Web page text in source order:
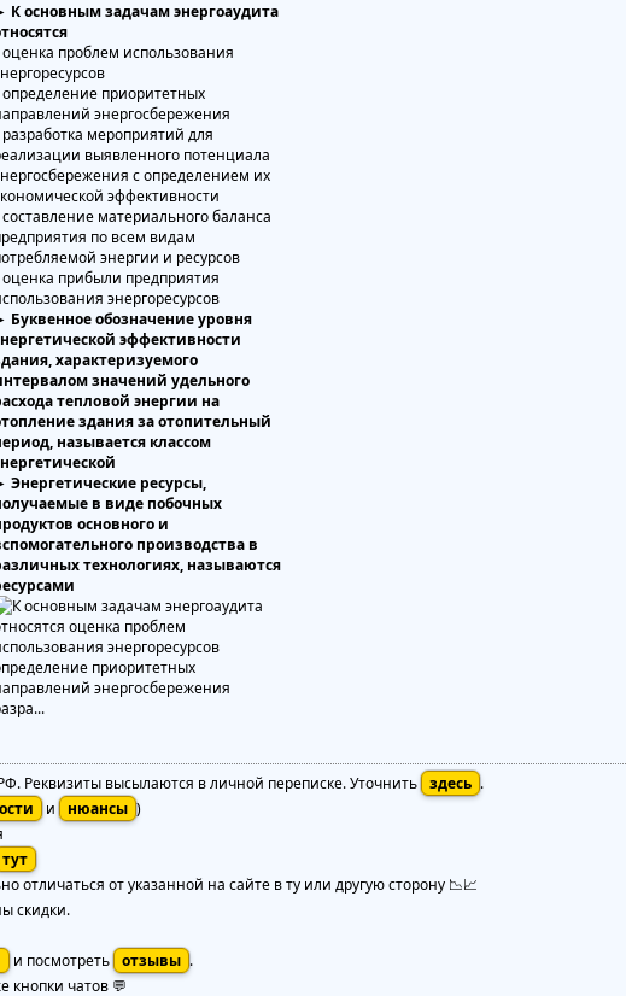
К основным задачам энергоаудита
оценка проблем использования
определение приоритетных
энергосбережения
разработка мероприятий для
выявленного потенциала
с определением их
эффективности
составление материального баланса
по всем видам
энергии и ресурсов
оценка прибыли предприятия
энергоресурсов
Буквенное обозначение уровня
эффективности
характеризуемого
значений удельного
тепловой энергии на
здания за отопительный
называется классом
Энергетические ресурсы,
в виде побочных
основного и
производства в
технологиях, называются
Реквизиты высылаются в личной переписке. Уточнить здесь .
и нюансы )
тут
от указанной на сайте в ту или другую сторону 📉📈
скидки.
и посмотреть отзывы .
кнопки чатов 💬